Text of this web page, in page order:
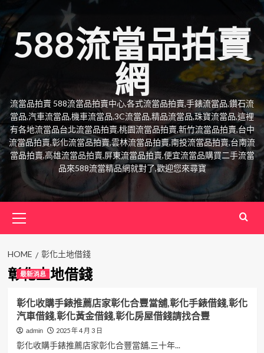
to
content
588流當品拍賣
網
流當品拍賣 588流當品拍賣中心,各式流當品拍賣,手錶流當品,鑽石流
當品,汽車流當品,機車流當品,3C流當品,精品流當品,珠寶流當品,這裡
有各地流當品台北流當品拍賣,桃園流當品拍賣,新竹流當品拍賣,台中
流當品拍賣,彰化流當品拍賣,雲林流當品拍賣,南投流當品拍賣,台南流
當品拍賣,高雄流當品拍賣,屏東流當品拍賣,便宜流當品購買二手流當
品來588流當精品網就對了,歡迎您來尋寶
Menu
HOME 彰化土地借錢
彰化土地借錢
最新消息
彰化收購手錶推薦店家彰化合豐當舖,彰化手錶借錢,彰化
汽車借錢,彰化黃金借錢,彰化房屋借錢請找合豐
admin 2025 年 4 月 3 日
彰化收購手錶推薦店家彰化合豐當舖,三十年...